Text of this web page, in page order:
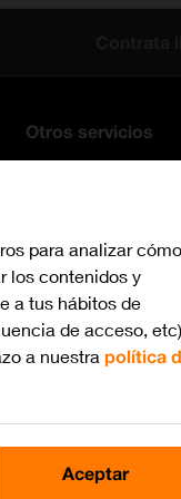
Otros servicios
para analizar cómo
los contenidos y
a tus hábitos de
de acceso, etc)
a nuestra política
Aceptar